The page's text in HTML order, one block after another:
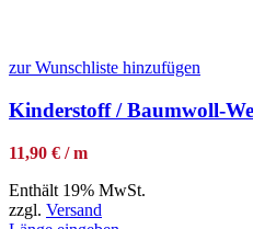
zur Wunschliste hinzufügen
Kinderstoff / Baumwoll-
11,90 € / m
Enthält 19% MwSt.
zzgl. Versand